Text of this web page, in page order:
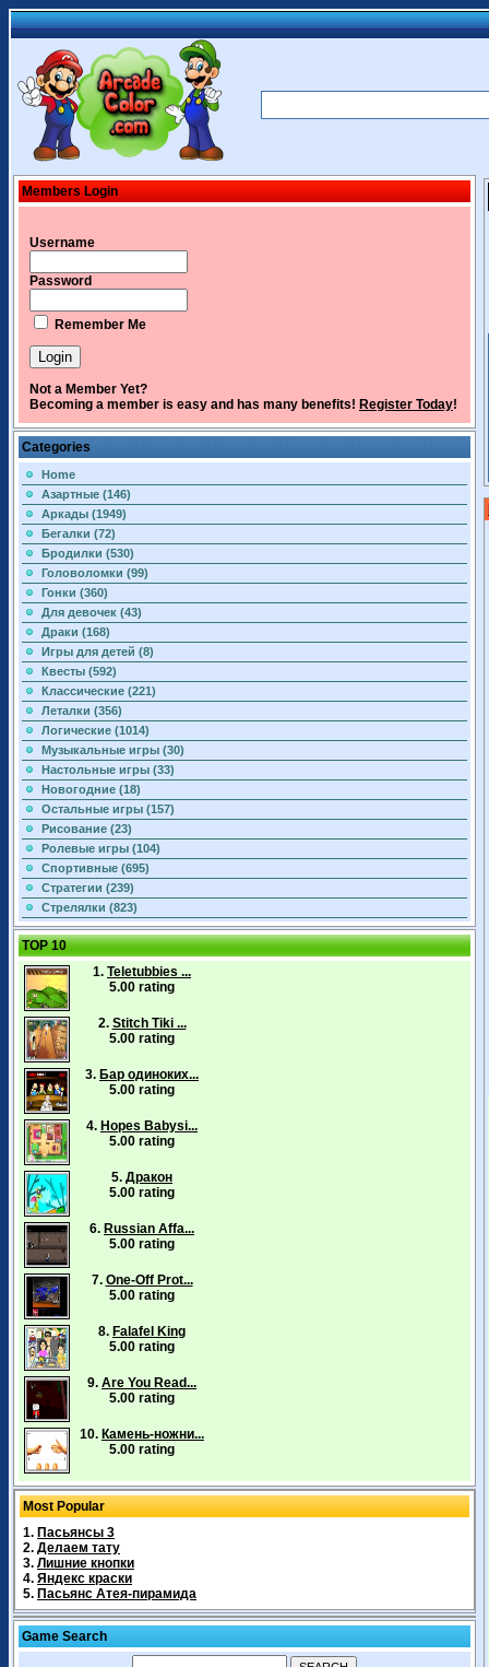
Members Login
Username
Password
Remember Me
Not a Member Yet?
Becoming a member is easy and has many benefits! Register Today!
Categories
Home
Азартные (146)
Аркады (1949)
Бегалки (72)
Бродилки (530)
Головоломки (99)
Гонки (360)
Для девочек (43)
Драки (168)
Игры для детей (8)
Квесты (592)
Классические (221)
Леталки (356)
Логические (1014)
Музыкальные игры (30)
Настольные игры (33)
Новогодние (18)
Остальные игры (157)
Рисование (23)
Ролевые игры (104)
Спортивные (695)
Стратегии (239)
Стрелялки (823)
TOP 10
1. Teletubbies ...
5.00 rating
2. Stitch Tiki ...
5.00 rating
3. Бар одиноких...
5.00 rating
4. Hopes Babysi...
5.00 rating
5. Дракон
5.00 rating
6. Russian Affa...
5.00 rating
7. One-Off Prot...
5.00 rating
8. Falafel King
5.00 rating
9. Are You Read...
5.00 rating
10. Камень-ножни...
5.00 rating
Most Popular
1. Пасьянсы 3
2. Делаем тату
3. Лишние кнопки
4. Яндекс краски
5. Пасьянс Атея-пирамида
Game Search